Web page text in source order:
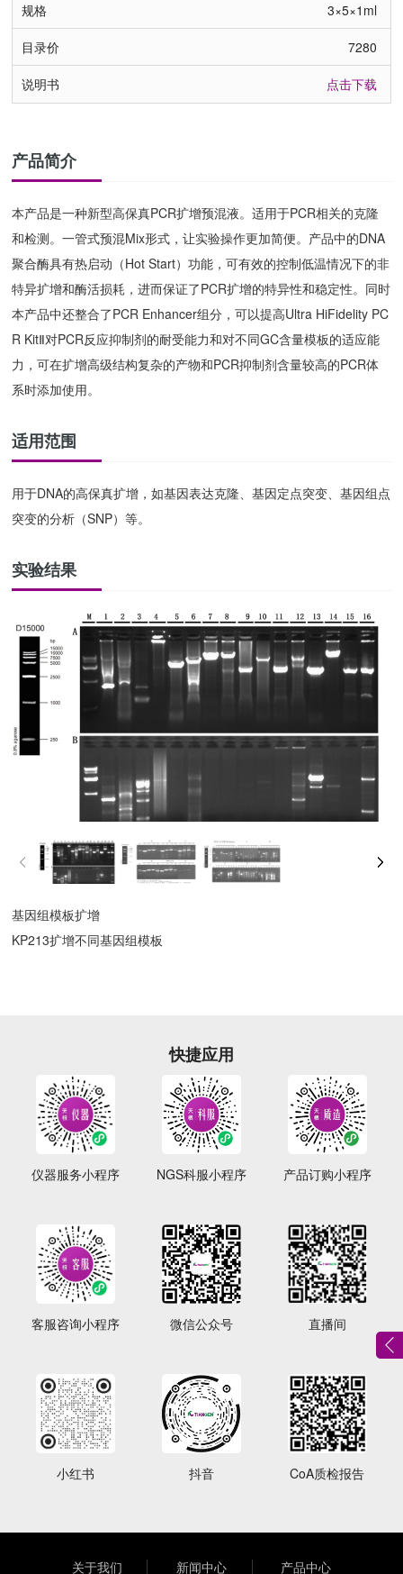
3×5×1ml
7280
点击下载
产品简介
本产品是一种新型高保真PCR扩增预混液。适用于PCR相关的克隆
和检测。一管式预混Mix形式，让实验操作更加简便。产品中的DNA
聚合酶具有热启动（Hot Start）功能，可有效的控制低温情况下的非
特异扩增和酶活损耗，进而保证了PCR扩增的特异性和稳定性。同时
本产品中还整合了PCR Enhancer组分，可以提高Ultra HiFidelity PC
R KitⅡ对PCR反应抑制剂的耐受能力和对不同GC含量模板的适应能
力，可在扩增高级结构复杂的产物和PCR抑制剂含量较高的PCR体
系时添加使用。
适用范围
用于DNA的高保真扩增，如基因表达克隆、基因定点突变、基因组点
突变的分析（SNP）等。
实验结果
基因组模板扩增
KP213扩增不同基因组模板
快捷应用
仪器服务小程序 NGS科服小程序 产品订购小程序
客服咨询小程序 微信公众号 直播间
小红书 抖音 CoA质检报告
关于我们 新闻中心 产品中心